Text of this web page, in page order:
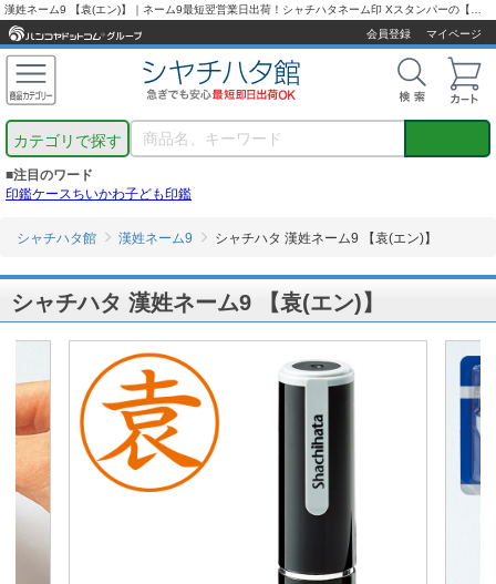
会員登録
マイページ
カテゴリで探す
■注目のワード
印鑑ケースちいかわ子ども印鑑
シャチハタ館 漢姓ネーム9 シャチハタ 漢姓ネーム9 【袁(エン)】
シャチハタ 漢姓ネーム9 【袁(エン)】